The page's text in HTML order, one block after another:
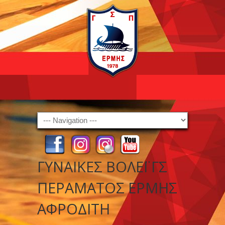
Navigation
ΓΥΝΑΙΚΕΣ ΒΟΛΕΪ ΓΣ
ΠΕΡΑΜΑΤΟΣ ΕΡΜΗΣ
ΑΦΡΟΔΙΤΗ